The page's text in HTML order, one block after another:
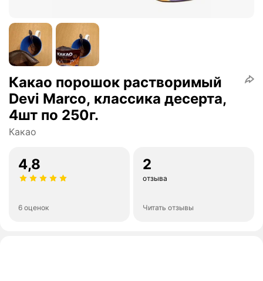
Какао порошок растворимый
Devi Marco, классика десерта,
4шт по 250г.
Какао
4,8
6 оценок
2
отзыва
Читать отзывы